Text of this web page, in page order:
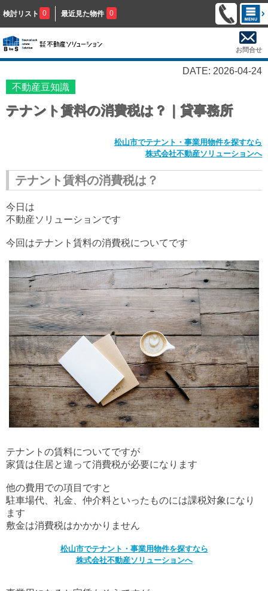
検討リスト 0 最近見た物件 0
お問合せ
DATE: 2026-04-24
不動産豆知識
テナント賃料の消費税は？｜貸事務所
松山市でテナント・事業用物件を探すなら
株式会社不動産ソリューションへ
テナント賃料の消費税は？
今日は
不動産ソリューションです
今回はテナント賃料の消費税についてです
テナントの賃料についてですが
家賃は住居と違って消費税が必要になります
他の費用での項目ですと
駐車場代、礼金、仲介料といったものには課税対象になり
ます
敷金は消費税はかかかりません
松山市でテナント・事業用物件を探すなら
株式会社不動産ソリューションへ